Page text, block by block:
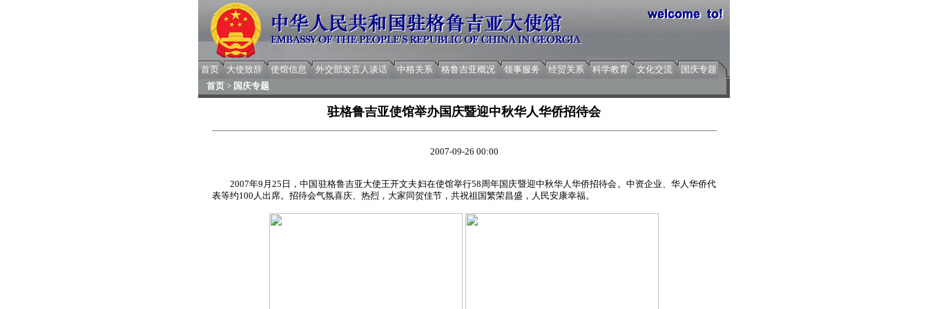
首页 大使致辞 使馆信息 外交部发言人谈话 中格关系 格鲁吉亚概况 领事服务 经贸关系 科学教育 文化交流
国庆专题
首页 > 国庆专题
驻格鲁吉亚使馆举办国庆暨迎中秋华人华侨招待会
2007-09-26 00:00
2007年9月25日，中国驻格鲁吉亚大使王开文夫妇在使馆举行58周年国庆暨迎中秋华人华侨招待会。中资企业、华人华侨代
表等约100人出席。招待会气氛喜庆、热烈，大家同贺佳节，共祝祖国繁荣昌盛，人民安康幸福。